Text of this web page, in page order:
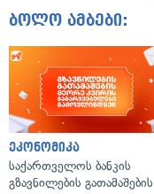
ბოლო ამბები:
ეკონომიკა
საქართველოს ბანკის
გზავნილების გათამაშების